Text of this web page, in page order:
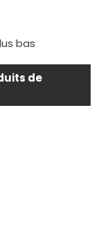
bas
de